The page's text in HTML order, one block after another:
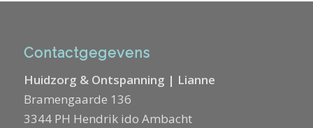
Contactgegevens
Huidzorg & Ontspanning | Lianne
Bramengaarde 136
3344 PH Hendrik ido Ambacht